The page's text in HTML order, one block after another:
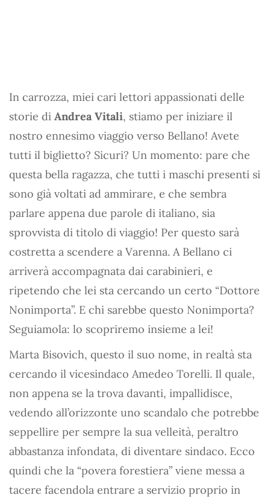
In carrozza, miei cari lettori appassionati delle
storie di Andrea Vitali, stiamo per iniziare il
nostro ennesimo viaggio verso Bellano! Avete
tutti il biglietto? Sicuri? Un momento: pare che
questa bella ragazza, che tutti i maschi presenti si
sono già voltati ad ammirare, e che sembra
parlare appena due parole di italiano, sia
sprovvista di titolo di viaggio! Per questo sarà
costretta a scendere a Varenna. A Bellano ci
arriverà accompagnata dai carabinieri, e
ripetendo che lei sta cercando un certo “Dottore
Nonimporta”. E chi sarebbe questo Nonimporta?
Seguiamola: lo scopriremo insieme a lei!
Marta Bisovich, questo il suo nome, in realtà sta
cercando il vicesindaco Amedeo Torelli. Il quale,
non appena se la trova davanti, impallidisce,
vedendo all’orizzonte uno scandalo che potrebbe
seppellire per sempre la sua velleità, peraltro
abbastanza infondata, di diventare sindaco. Ecco
quindi che la “povera forestiera” viene messa a
tacere facendola entrare a servizio proprio in